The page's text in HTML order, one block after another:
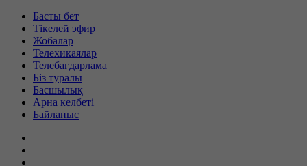
Басты бет
Тікелей эфир
Жобалар
Телехикаялар
Телебағдарлама
Біз туралы
Басшылық
Арна келбеті
Байланыс